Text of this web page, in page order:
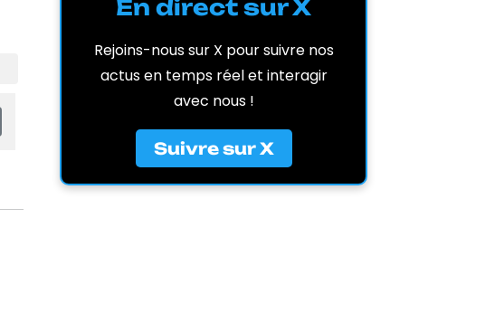
En direct sur X
Rejoins-nous sur X pour suivre nos
actus en temps réel et interagir
avec nous !
Suivre sur X